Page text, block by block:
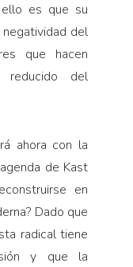
ello es que su
del
que hacen
reducido del
ahora con la
de Kast
en
Dado que
radical tiene
y que la